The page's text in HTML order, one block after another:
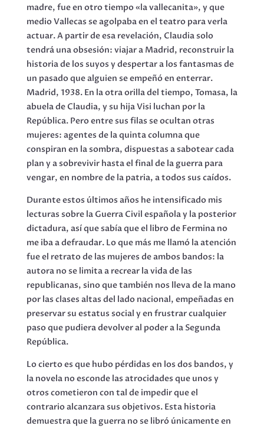
madre, fue en otro tiempo «la vallecanita», y que
medio Vallecas se agolpaba en el teatro para verla
actuar. A partir de esa revelación, Claudia solo
tendrá una obsesión: viajar a Madrid, reconstruir la
historia de los suyos y despertar a los fantasmas de
un pasado que alguien se empeñó en enterrar.
Madrid, 1938. En la otra orilla del tiempo, Tomasa, la
abuela de Claudia, y su hija Visi luchan por la
República. Pero entre sus filas se ocultan otras
mujeres: agentes de la quinta columna que
conspiran en la sombra, dispuestas a sabotear cada
plan y a sobrevivir hasta el final de la guerra para
vengar, en nombre de la patria, a todos sus caídos.
Durante estos últimos años he intensificado mis
lecturas sobre la Guerra Civil española y la posterior
dictadura, así que sabía que el libro de Fermina no
me iba a defraudar. Lo que más me llamó la atención
fue el retrato de las mujeres de ambos bandos: la
autora no se limita a recrear la vida de las
republicanas, sino que también nos lleva de la mano
por las clases altas del lado nacional, empeñadas en
preservar su estatus social y en frustrar cualquier
paso que pudiera devolver al poder a la Segunda
República.
Lo cierto es que hubo pérdidas en los dos bandos, y
la novela no esconde las atrocidades que unos y
otros cometieron con tal de impedir que el
contrario alcanzara sus objetivos. Esta historia
demuestra que la guerra no se libró únicamente en